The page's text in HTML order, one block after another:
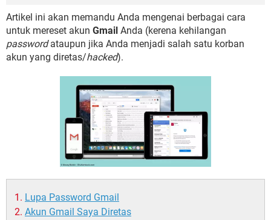
Front Office dan Back Office OOP - Data Enkapsulasi
Jenis-jenis Network atau Jaringan
Artikel ini akan memandu Anda mengenai berbagai cara
untuk mereset akun Gmail Anda (kerena kehilangan
passwordataupun jika Anda menjadi salah satu korban
akun yang diretas/hacked).
Lupa Password Gmail
Akun Gmail Saya Diretas